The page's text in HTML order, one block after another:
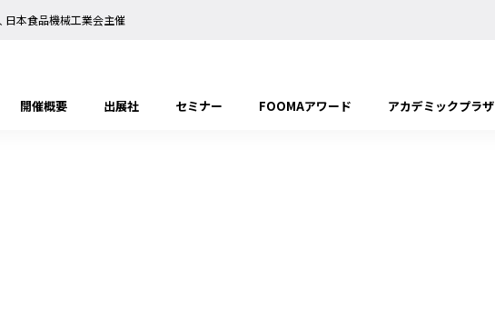
日本食品機械工業会主催
開催概要 出展社 セミナー FOOMAアワード アカデミックプラザ